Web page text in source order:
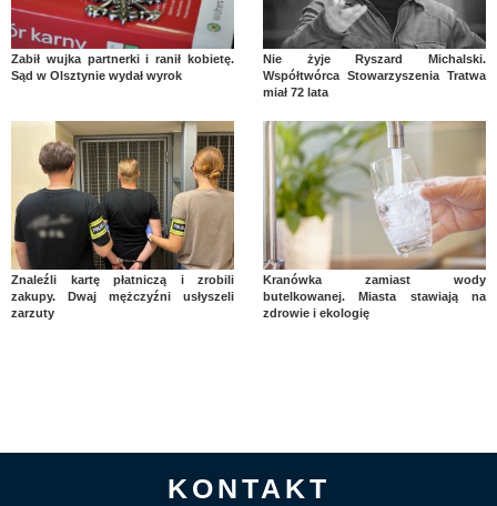
Zabił wujka partnerki i ranił kobietę.
Sąd w Olsztynie wydał wyrok
Nie żyje Ryszard Michalski.
Współtwórca Stowarzyszenia Tratwa
miał 72 lata
Znaleźli kartę płatniczą i zrobili
zakupy. Dwaj mężczyźni usłyszeli
zarzuty
Kranówka zamiast wody
butelkowanej. Miasta stawiają na
zdrowie i ekologię
KONTAKT